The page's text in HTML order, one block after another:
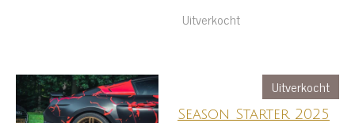
Uitverkocht
Uitverkocht
Season Starter 2025